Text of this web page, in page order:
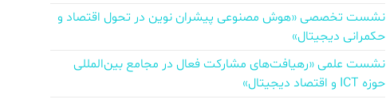
نشست تخصصی «هوش مصنوعی پیشران نوین در تحول اقتصاد و
حکمرانی دیجیتال»
نشست علمی «رهیافت‌های مشارکت فعال در مجامع بین‌المللی
حوزه ICT و اقتصاد دیجیتال»